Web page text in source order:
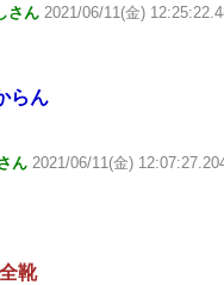
さん 2021/06/11(金)
らん
ん 2021/06/11(金)
靴